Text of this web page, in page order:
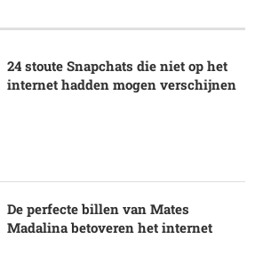
24 stoute Snapchats die niet op het
internet hadden mogen verschijnen
De perfecte billen van Mates
Madalina betoveren het internet